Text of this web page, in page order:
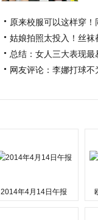
原来校服可以这样穿！
姑娘拍照太投入！丝
总结：女人三大表现最
网友评论：李娜打球不
2014年4月14日午报